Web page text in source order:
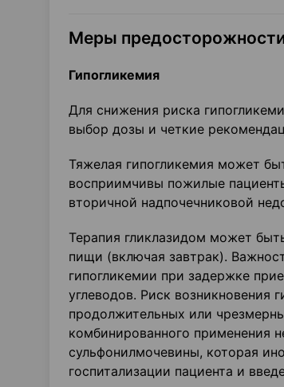
Меры
Гипогликемия
Для снижения риска
выбор дозы и четкие
Тяжелая гипогликемия может
восприимчивы пожилые
вторичной надпочечниковой
Терапия гликлазидом может
пищи (включая завтрак).
гипоглике­мии при задержке
углеводов. Риск возникновения
продолжительных или
комбинированного применения
сульфонилмочевины, которая
госпитализации пациента и